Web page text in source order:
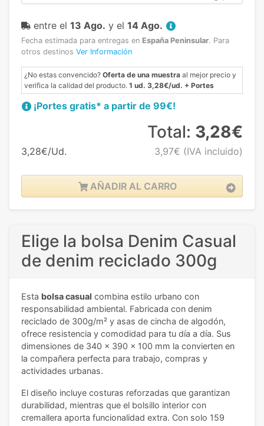
entre el 13 Ago. y el 14 Ago.
Fecha estimada para entregas en España Peninsular. Para
otros destinos Ver Información
¿No estas convencido? Oferta de una muestra al mejor precio y
verifica la calidad del producto. 1 ud. 3,28€/ud. + Portes
¡Portes gratis* a partir de 99€!
3,28€/Ud.
Total: 3,28€
3,97€ (IVA incluido)
AÑADIR AL CARRO
Elige la bolsa Denim Casual
de denim reciclado 300g
Esta bolsa casual combina estilo urbano con
responsabilidad ambiental. Fabricada con denim
reciclado de 300g/m² y asas de cincha de algodón,
ofrece resistencia y comodidad para tu día a día. Sus
dimensiones de 340 x 390 x 100 mm la convierten en
la compañera perfecta para trabajo, compras y
actividades urbanas.
El diseño incluye costuras reforzadas que garantizan
durabilidad, mientras que el bolsillo interior con
cremallera aporta funcionalidad extra. Con solo 159